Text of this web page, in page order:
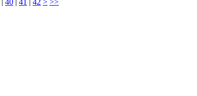
| 40 | 41 | 42 > >>